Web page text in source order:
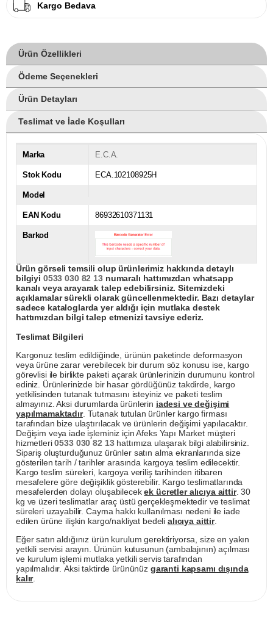
Kargo Bedava
Ürün Özellikleri
Ödeme Seçenekleri
Ürün Detayları
Teslimat ve İade Koşulları
Marka E.C.A.
Stok Kodu ECA.102108925H
Model
EAN Kodu 86932610371131
Barkod
Ürün görseli temsili olup ürünlerimiz hakkında detaylı
bilgiyi 0533 030 82 13numaralı hattımızdan whatsapp
kanalı veya arayarak talep edebilirsiniz. Sitemizdeki
açıklamalar sürekli olarak güncellenmektedir. Bazı detaylar
sadece kataloglarda yer aldığı için mutlaka destek
hattımızdan bilgi talep etmenizi tavsiye ederiz.
Teslimat Bilgileri
Kargonuz teslim edildiğinde, ürünün paketinde deformasyon
veya ürüne zarar verebilecek bir durum söz konusu ise, kargo
görevlisi ile birlikte paketi açarak ürünlerinizin durumunu kontrol
ediniz. Ürünlerinizde bir hasar gördüğünüz takdirde, kargo
yetkilisinden tutanak tutmasını isteyiniz ve paketi teslim
almayınız. Aksi durumlarda ürünlerin iadesi ve değişimi
yapılmamaktadır. Tutanak tutulan ürünler kargo firması
tarafından bize ulaştırılacak ve ürünlerin değişimi yapılacaktır.
Değişim veya iade işleminiz için Afeks Yapı Market müşteri
hizmetleri0533 030 82 13hattımıza ulaşarak bilgi alabilirsiniz.
Sipariş oluşturduğunuz ürünler satın alma ekranlarında size
gösterilen tarih / tarihler arasında kargoya teslim edilecektir.
Kargo teslim süreleri, kargoya veriliş tarihinden itibaren
mesafelere göre değişiklik gösterebilir. Kargo teslimatlarında
mesafelerden dolayı oluşabilecekek ücretler alıcıya aittir. 30
kg ve üzeri teslimatlar araç üstü gerçekleşmektedir ve teslimat
süreleri uzayabilir. Cayma hakkı kullanılması nedeni ile iade
edilen ürüne ilişkin kargo/nakliyat bedeli alıcıya aittir.
Eğer satın aldığınız ürün kurulum gerektiriyorsa, size en yakın
yetkili servisi arayın. Ürünün kutusunun (ambalajının) açılması
ve kurulum işlemi mutlaka yetkili servis tarafından
yapılmalıdır. Aksi taktirde ürününüz garanti kapsamı dışında
kalır.